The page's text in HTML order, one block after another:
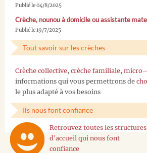
Publié le 04/8/2025
Crèche, nounou à domicile ou assistante
Publié le 19/7/2025
Tout savoir sur les crèches
Crèche collective, crèche familiale, micro-
informations qui vous permettrons de
le plus adapté à vos besoins
Ils nous font confiance
Retrouvez toutes les structures
d'accueil qui nous font
confiance